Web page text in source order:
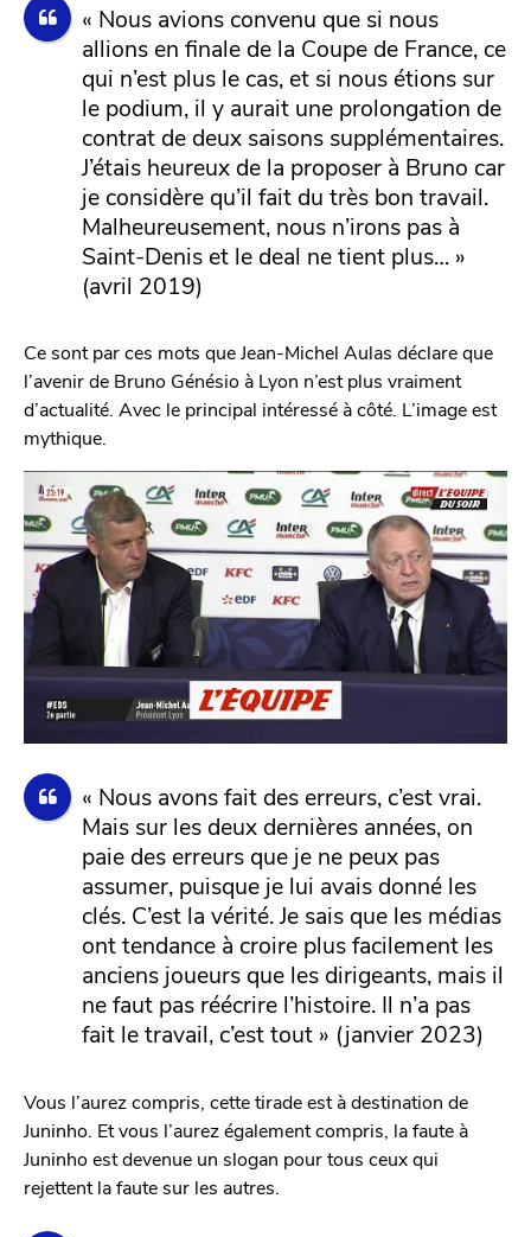
« Nous avions convenu que si nous
allions en finale de la Coupe de France, ce
qui n’est plus le cas, et si nous étions sur
le podium, il y aurait une prolongation de
contrat de deux saisons supplémentaires.
J’étais heureux de la proposer à Bruno car
je considère qu’il fait du très bon travail.
Malheureusement, nous n’irons pas à
Saint-Denis et le deal ne tient plus… »
(avril 2019)
Ce sont par ces mots que Jean-Michel Aulas déclare que
l’avenir de Bruno Génésio à Lyon n’est plus vraiment
d’actualité. Avec le principal intéressé à côté. L’image est
mythique.
« Nous avons fait des erreurs, c’est vrai.
Mais sur les deux dernières années, on
paie des erreurs que je ne peux pas
assumer, puisque je lui avais donné les
clés. C’est la vérité. Je sais que les médias
ont tendance à croire plus facilement les
anciens joueurs que les dirigeants, mais il
ne faut pas réécrire l’histoire. Il n’a pas
fait le travail, c’est tout » (janvier 2023)
Vous l’aurez compris, cette tirade est à destination de
Juninho. Et vous l’aurez également compris, la faute à
Juninho est devenue un slogan pour tous ceux qui
rejettent la faute sur les autres.